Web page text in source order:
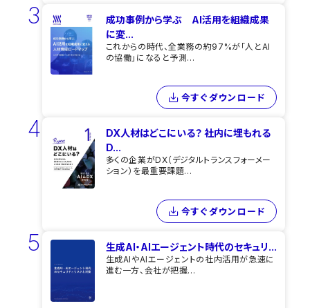
3
成功事例から学ぶ AI活用を組織成果
に変...
これからの時代、全業務の約97%が「人とAI
の協働」になると予測...
今すぐダウンロード
4
DX人材はどこにいる？ 社内に埋もれる
D...
多くの企業がDX（デジタルトランスフォーメー
ション）を最重要課題...
今すぐダウンロード
5 生成AI・AIエージェント時代のセキュリ...
生成AIやAIエージェントの社内活用が急速に
進む一方、会社が把握...